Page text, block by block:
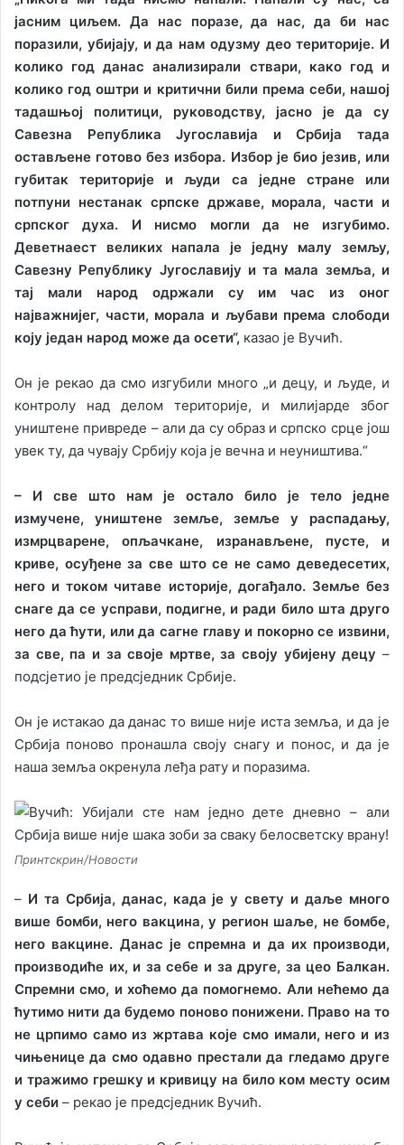
јасним циљем. Да нас поразе, да нас, да би нас
поразили, убијају, и да нам одузму део територије. И
колико год данас анализирали ствари, како год и
колико год оштри и критични били према себи, нашој
тадашњој политици, руководству, јасно је да су
Савезна Република Југославија и Србија тада
остављене готово без избора. Избор је био језив, или
губитак територије и људи са једне стране или
потпуни нестанак српске државе, морала, части и
српског духа. И нисмо могли да не изгубимо.
Деветнаест великих напала је једну малу земљу,
Савезну Републику Југославију и та мала земља, и
тај мали народ одржали су им час из оног
најважнијег, части, морала и љубави према слободи
коју један народ може да осети“, казао је Вучић.
Он је рекао да смо изгубили много „и децу, и људе, и
контролу над делом територије, и милијарде због
уништене привреде – али да су образ и српско срце још
увек ту, да чувају Србију која је вечна и неуништива.“
– И све што нам је остало било је тело једне
измучене, уништене земље, земље у распадању,
измрцварене, опљачкане, изранављене, пусте, и
криве, осуђене за све што се не само деведесетих,
него и током читаве историје, догађало. Земље без
снаге да се усправи, подигне, и ради било шта друго
него да ћути, или да сагне главу и покорно се извини,
за све, па и за своје мртве, за своју убијену децу –
подсјетио је предсједник Србије.
Он је истакао да данас то више није иста земља, и да је
Србија поново пронашла своју снагу и понос, и да је
наша земља окренула леђа рату и поразима.
Принтскрин/Новости
– И та Србија, данас, када је у свету и даље много
више бомби, него вакцина, у регион шаље, не бомбе,
него вакцине. Данас је спремна и да их производи,
производиће их, и за себе и за друге, за цео Балкан.
Спремни смо, и хоћемо да помогнемо. Али нећемо да
ћутимо нити да будемо поново понижени. Право на то
не црпимо само из жртава које смо имали, него и из
чињенице да смо одавно престали да гледамо друге
и тражимо грешку и кривицу на било ком месту осим
у себи – рекао је предсједник Вучић.